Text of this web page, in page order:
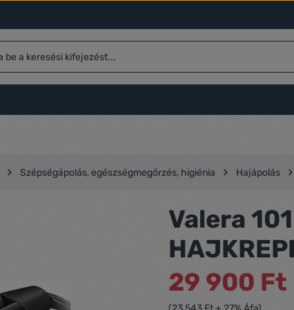
Szépségápolás, egészségmegőrzés, higiénia Hajápolás
Valera
29 900 Ft